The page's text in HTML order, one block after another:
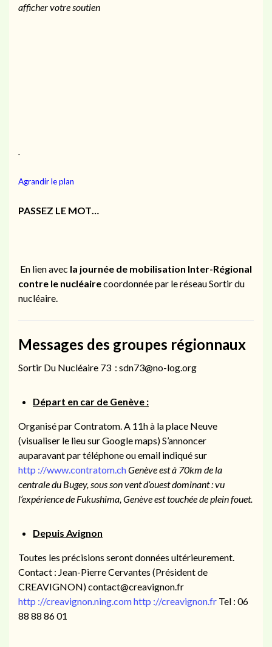
afficher votre soutien
.
Agrandir le plan
PASSEZ LE MOT…
En lien avec la journée de mobilisation Inter-Régional
contre le nucléairecoordonnée par le réseau Sortir du
nucléaire.
Messages des groupes régionnaux
Sortir Du Nucléaire 73 : sdn73@no-log.org
Départ en car de Genève :
Organisé par Contratom. A 11h à la place Neuve
(visualiser le lieu sur Google maps) S’annoncer
auparavant par téléphone ou email indiqué sur
http ://www.contratom.chGenève est à 70km de la
centrale du Bugey, sous son vent d’ouest dominant : vu
l’expérience de Fukushima, Genève est touchée de plein fouet.
Depuis Avignon
Toutes les précisions seront données ultérieurement.
Contact : Jean-Pierre Cervantes (Président de
CREAVIGNON) contact@creavignon.fr
http ://creavignon.ning.comhttp ://creavignon.fr Tel : 06
88 88 86 01